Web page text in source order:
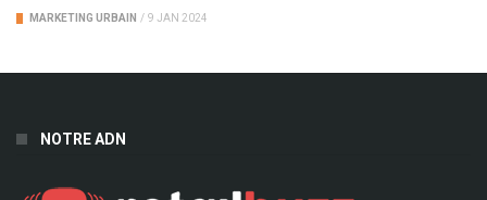
MARKETING URBAIN / 9 JAN 2024
NOTRE ADN